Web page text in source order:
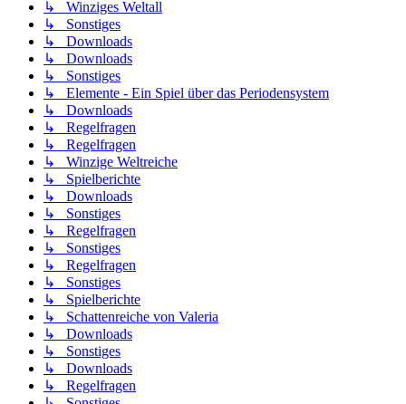
↳ Winziges Weltall
↳ Sonstiges
↳ Downloads
↳ Downloads
↳ Sonstiges
↳ Elemente - Ein Spiel über das Periodensystem
↳ Downloads
↳ Regelfragen
↳ Regelfragen
↳ Winzige Weltreiche
↳ Spielberichte
↳ Downloads
↳ Sonstiges
↳ Regelfragen
↳ Sonstiges
↳ Regelfragen
↳ Sonstiges
↳ Spielberichte
↳ Schattenreiche von Valeria
↳ Downloads
↳ Sonstiges
↳ Downloads
↳ Regelfragen